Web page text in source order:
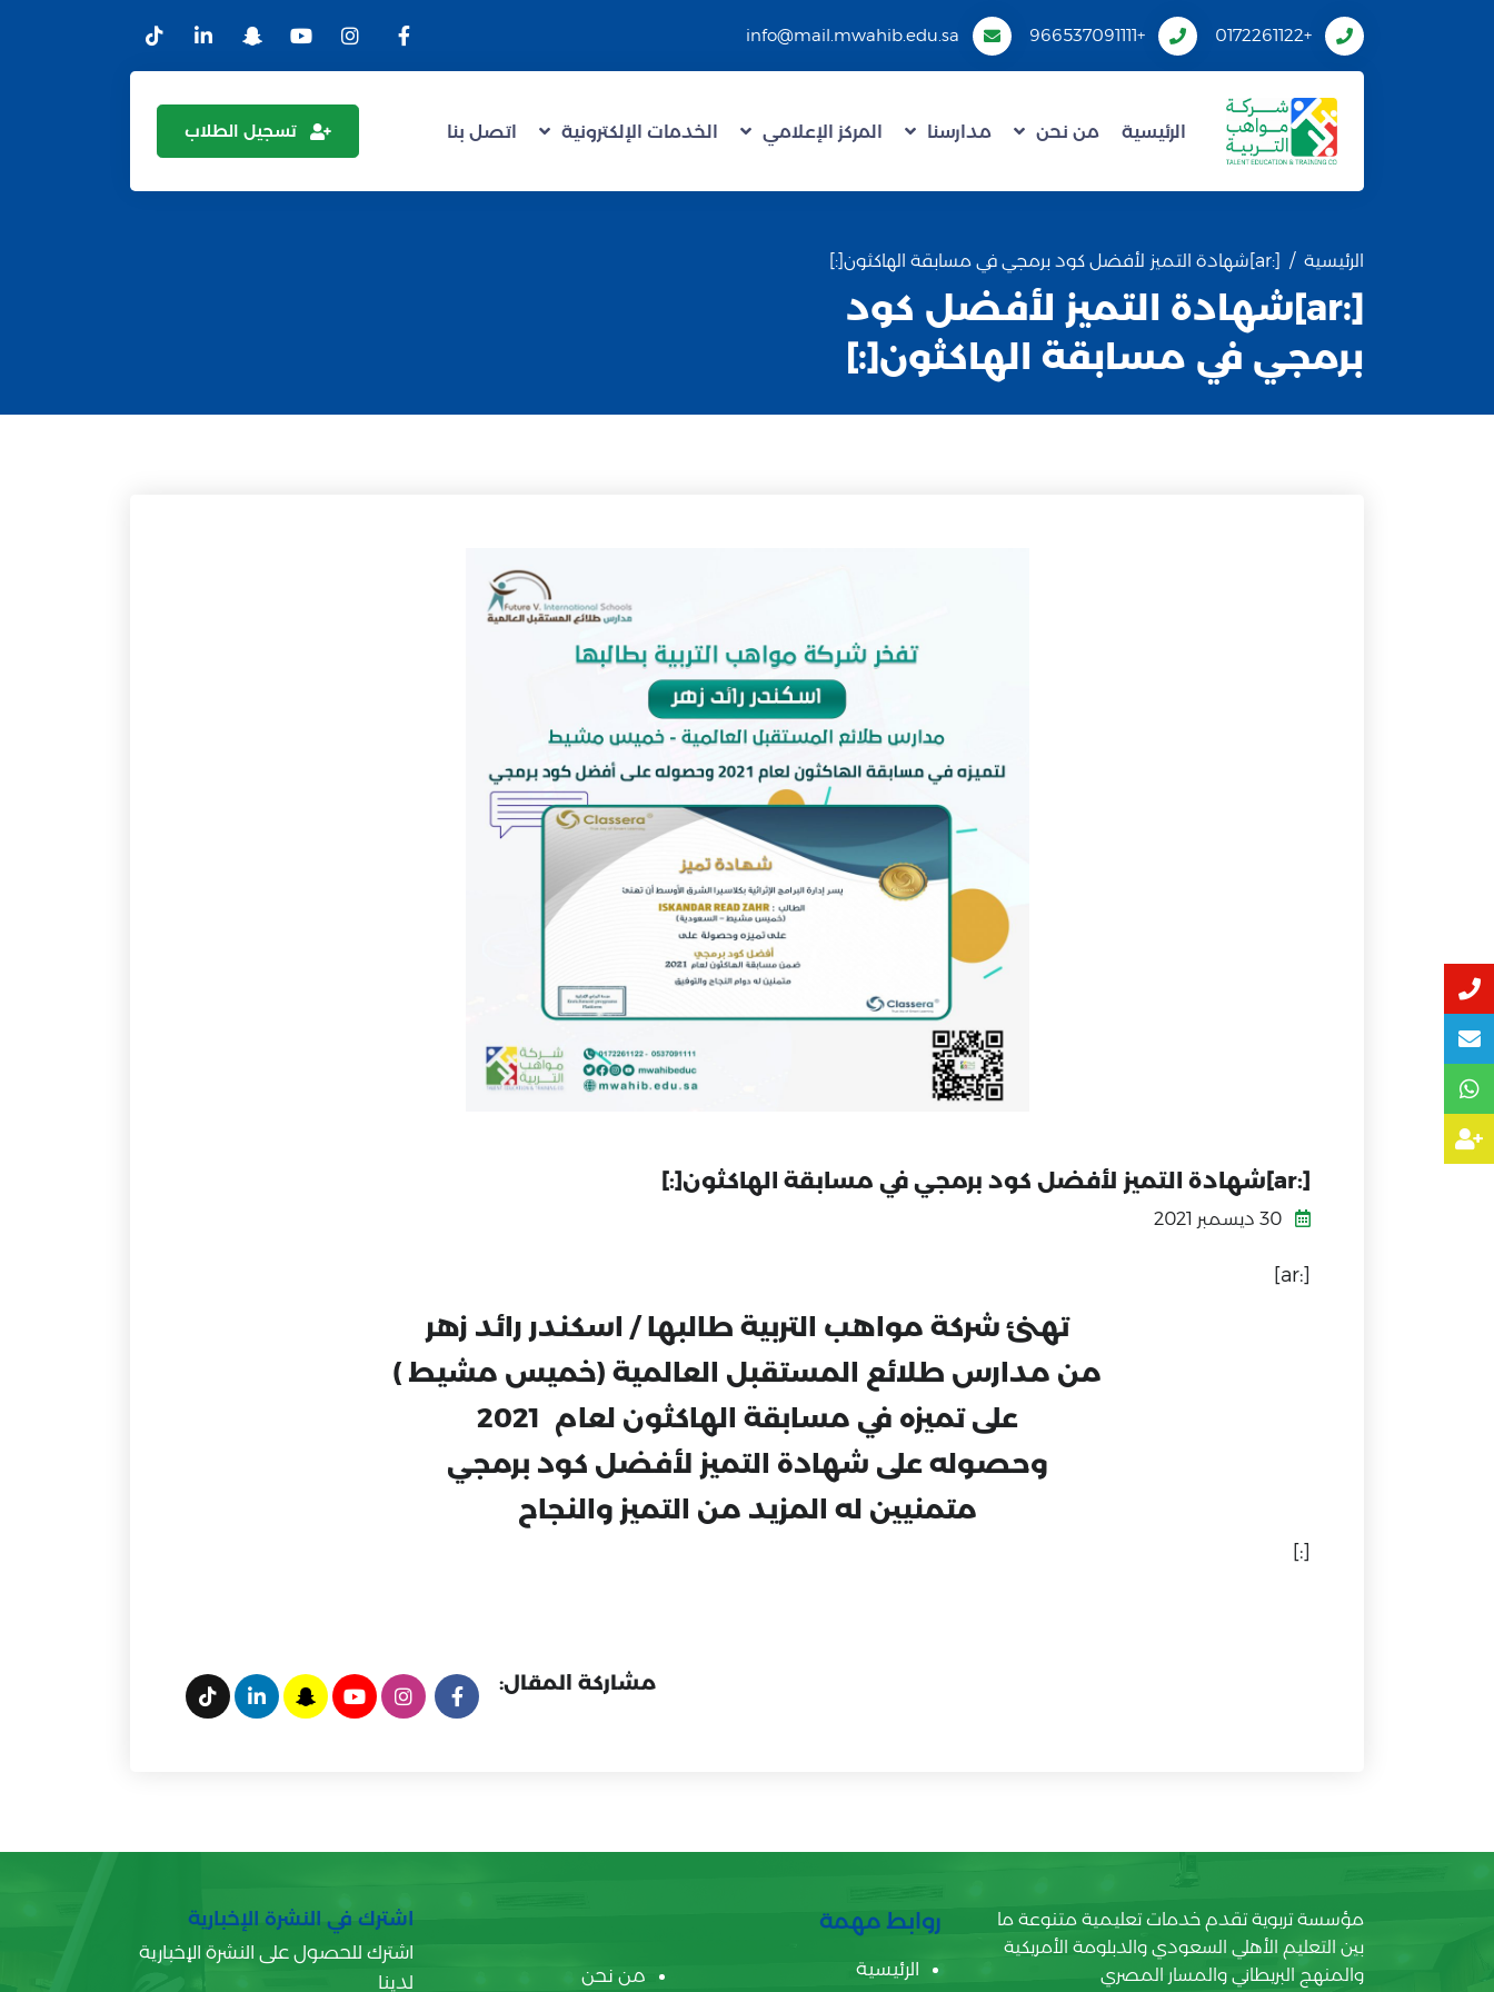
+0172261122
+966537091111
info@mail.mwahib.edu.sa
الرئيسية من نحن مدارسنا المركز الإعلامي الخدمات الإلكترونية اتصل بنا تسجيل الطلاب
الرئيسية [:ar]شهادة التميز لأفضل كود برمجي في مسابقة الهاكثون[:]
[:ar]شهادة التميز لأفضل كود
برمجي في مسابقة الهاكثون[:]
[:ar]شهادة التميز لأفضل كود برمجي في مسابقة الهاكثون[:]
[:ar]
تهنئ شركة مواهب التربية طالبها / اسكندر رائد زهر
من مدارس طلائع المستقبل العالمية (خميس مشيط )
على تميزه في مسابقة الهاكثون لعام 2021
وحصوله على شهادة التميز لأفضل كود برمجي
متمنيين له المزيد من التميز والنجاح
[:]
مشاركة المقال:
مؤسسة تربوية تقدم خدمات تعليمية متنوعة ما
بين التعليم الأهلي السعودي والدبلومة الأمريكية
والمنهج البريطاني والمسار المصري
روابط مهمة
الرئيسية من نحن
اشترك في النشرة الإخبارية
اشترك للحصول على النشرة الإخبارية
لدينا